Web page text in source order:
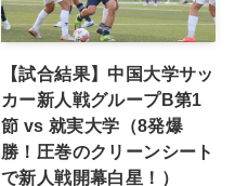
【試合結果】中国大学サッ
カー新人戦グループB第1
節 vs 就実大学（8発爆
勝！圧巻のクリーンシート
で新人戦開幕白星！）